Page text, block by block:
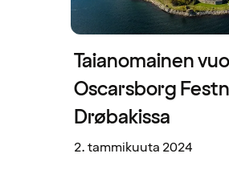
Taianomainen
Oscarsborg
Drøbakissa
2. tammikuuta 2024